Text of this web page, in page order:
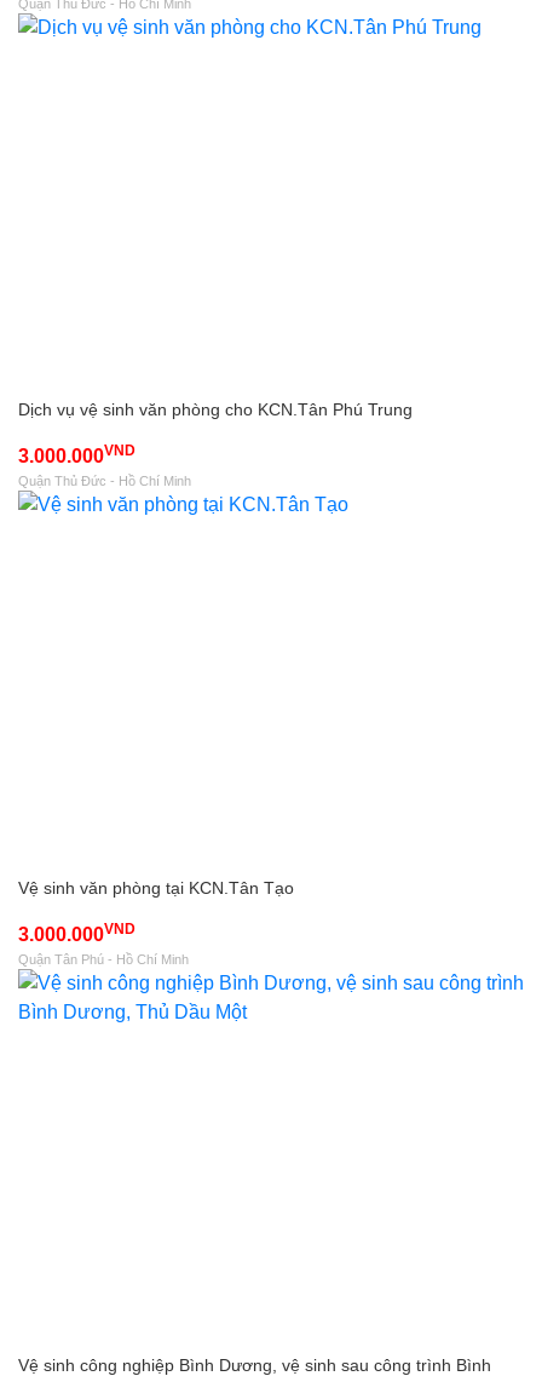
Quận Thủ Đức - Hồ Chí Minh
Dịch vụ vệ sinh văn phòng cho KCN.Tân Phú Trung
3.000.000VND
Quận Thủ Đức - Hồ Chí Minh
Vệ sinh văn phòng tại KCN.Tân Tạo
3.000.000VND
Quận Tân Phú - Hồ Chí Minh
Vệ sinh công nghiệp Bình Dương, vệ sinh sau công trình Bình